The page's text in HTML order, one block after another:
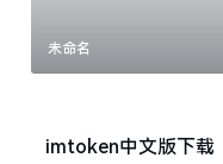
未命名
imtoken中文版下载